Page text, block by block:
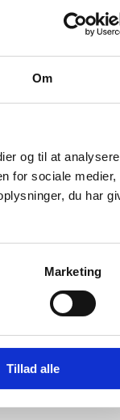
Om
og til at analysere
for sociale medier,
du har
Marketing
Tillad alle